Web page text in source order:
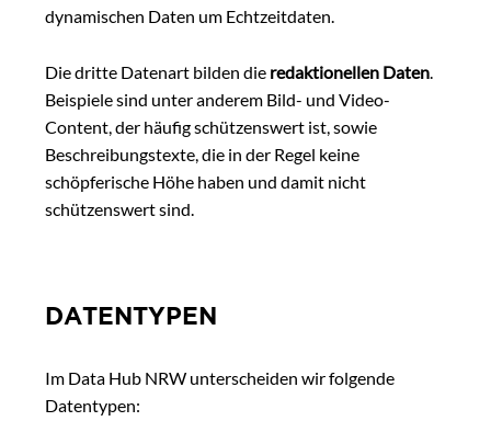
dynamischen Daten um Echtzeitdaten.
Die dritte Datenart bilden die redaktionellen Daten.
Beispiele sind unter anderem Bild- und Video-
Content, der häufig schützenswert ist, sowie
Beschreibungstexte, die in der Regel keine
schöpferische Höhe haben und damit nicht
schützenswert sind.
DATENTYPEN
Im Data Hub NRW unterscheiden wir folgende
Datentypen: